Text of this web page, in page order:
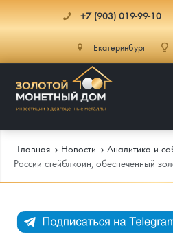
+7 (903) 019-99-10
Екатеринбург
Каталог Монет
Инфо
Главная Новости Аналитика и
России стейблкоин, обеспеченный